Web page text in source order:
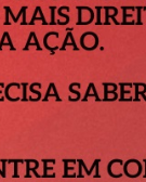
poderá lhe